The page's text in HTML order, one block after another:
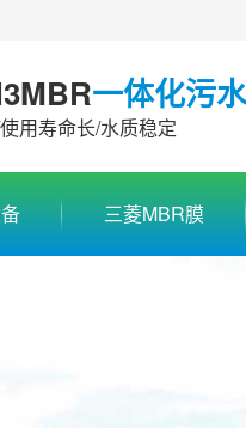
一体化污
用寿命长/水质稳定
三菱MBR膜